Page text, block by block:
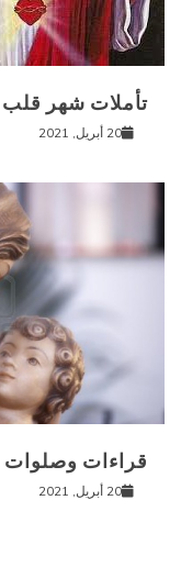
تأملات شهر قلب
20 أبريل, 2021
قراءات وصلوات
20 أبريل, 2021